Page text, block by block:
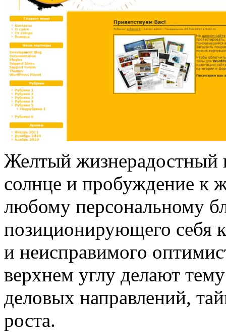
Желтый
солнце и пробуждение к
любому персональному
позиционирующего себя
и неисправимого
верхнем углу делают
деловых направлений,
роста.